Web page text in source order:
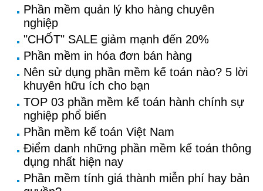
Phần mềm quản lý kho hàng chuyên
nghiệp
"CHỐT" SALE giảm mạnh đến 20%
Phần mềm in hóa đơn bán hàng
Nên sử dụng phần mềm kế toán nào? 5 lời
khuyên hữu ích cho bạn
TOP 03 phần mềm kế toán hành chính sự
nghiệp phổ biến
Phần mềm kế toán Việt Nam
Điểm danh những phần mềm kế toán thông
dụng nhất hiện nay
Phần mềm tính giá thành miễn phí hay bản